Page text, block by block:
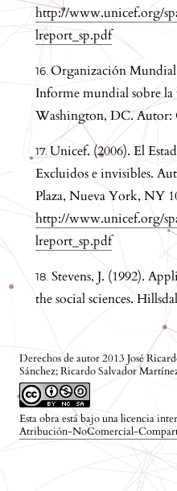
Derechos de autor 2013 José
Sánchez; Ricardo Salvador
Esta obra está bajo una licencia
Atribución-NoComercial-
http://www.unicef.org/
lreport_sp.pdf
Organización Mundial
Informe mundial sobre la
Washington, DC. Autor:
Unicef. (2006). El
Excluidos e invisibles.
Plaza, Nueva York, NY
http://www.unicef.org/
lreport_sp.pdf
Stevens, J. (1992).
the social sciences.